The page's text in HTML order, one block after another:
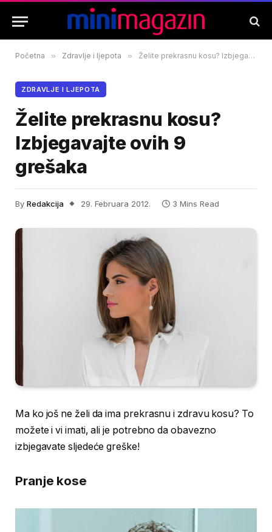
Početna » Zdravlje i ljepota » Želite prekrasnu kosu? Izbjegavajte ovih 9 grešaka
ZDRAVLJE I LJEPOTA
Želite prekrasnu kosu?
Izbjegavajte ovih 9
grešaka
By Redakcija 29. Februara 2012. 3 Mins Read
Ma ko još ne želi da ima prekrasnu i zdravu kosu? To
možete i vi imati, ali je potrebno da obavezno
izbjegavate sljedeće greške!
Pranje kose